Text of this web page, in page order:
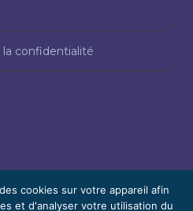
la confidentialité
cookies sur votre appareil afin
et d'analyser votre utilisation du